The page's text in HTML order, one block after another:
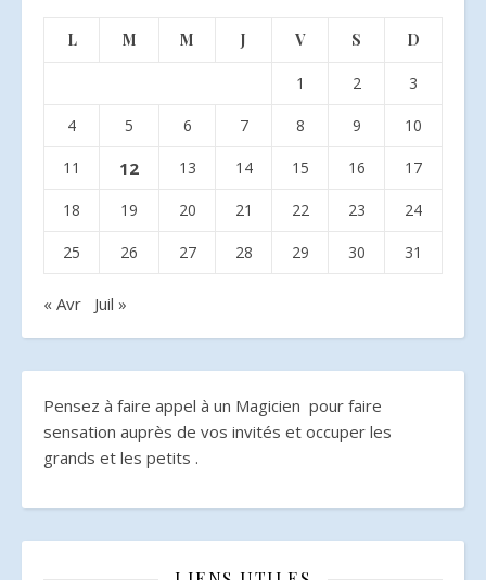
L M M J V S D
1 2 3
4 5 6 7 8 9 10
11 12 13 14 15 16 17
18 19 20 21 22 23 24
25 26 27 28 29 30 31
« Avr Juil »
Pensez à faire appel à un Magicien pour faire
sensation auprès de vos invités et occuper les
grands et les petits .